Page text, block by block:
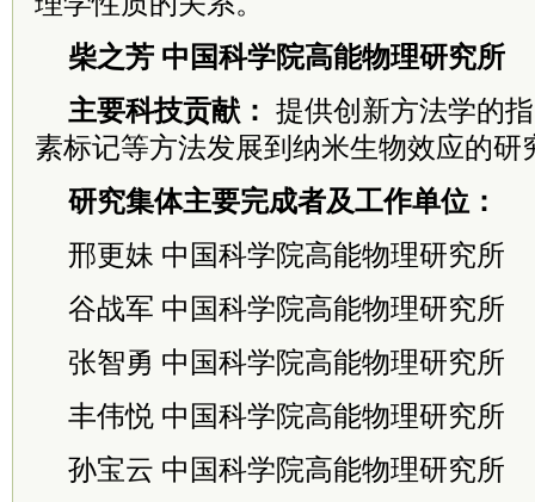
柴之芳 中国科学院高能物理研究所
主要科技贡献： 提供创新方法学的
素标记等方法发展到纳米生物效应的研
研究集体主要完成者及工作单位：
邢更妹 中国科学院高能物理研究所
谷战军 中国科学院高能物理研究所
张智勇 中国科学院高能物理研究所
丰伟悦 中国科学院高能物理研究所
孙宝云 中国科学院高能物理研究所